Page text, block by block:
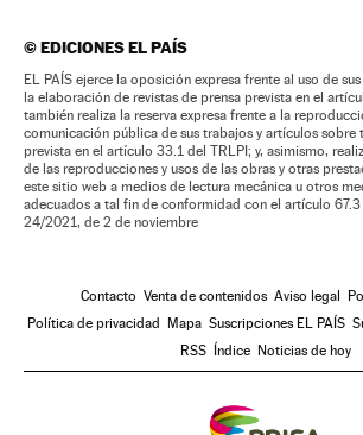
©EDICIONES EL PAÍS
EL PAÍS ejerce la oposición expresa frente al uso de
la elaboración de revistas de prensa prevista en el
también realiza la reserva expresa frente a la
comunicación pública de sus trabajos y artículos sobre
prevista en el artículo 33.1 del TRLPI; y, asimismo,
de las reproducciones y usos de las obras y otras
este sitio web a medios de lectura mecánica u otros
adecuados a tal fin de conformidad con el artículo
24/2021, de 2 de noviembre
Contacto Venta de contenidos Aviso legal
Política de privacidad
Mapa Suscripciones EL PAÍS
RSS
Índice Noticias de hoy